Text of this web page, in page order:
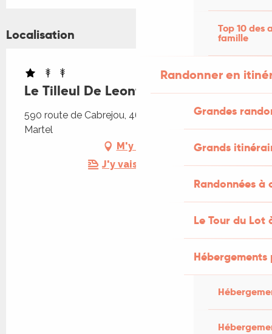
Top 10 des
famille
Randonner en
Grandes
Grands
Randonnées
Le Tour du Lot
Localisation
Le Tilleul De Leontine
590 route de Cabrejou, 46600 Saint-Denis-lès-
Martel
M'y rendre
J'y vais en train !